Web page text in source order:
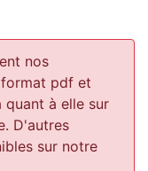
nos
pdf et
quant à elle sur
D'autres
sur notre